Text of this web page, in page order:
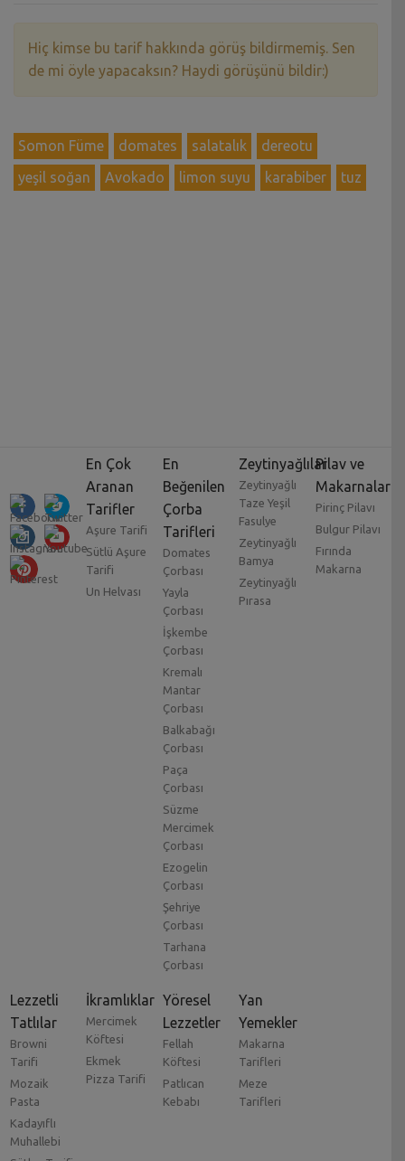
Hiç kimse bu tarif hakkında görüş bildirmemiş. Sen
de mi öyle yapacaksın? Haydi görüşünü bildir:)
Somon Füme domates salatalık
dereotu
yeşil soğan
Avokado limon suyu karabiber tuz
En Çok
Aranan
Tarifler
Aşure Tarifi
Sütlü Aşure
Tarifi
Un Helvası
En
Beğenilen
Çorba
Tarifleri
Domates
Çorbası
Yayla
Çorbası
İşkembe
Çorbası
Kremalı
Mantar
Çorbası
Balkabağı
Çorbası
Paça
Çorbası
Süzme
Mercimek
Çorbası
Ezogelin
Çorbası
Şehriye
Çorbası
Tarhana
Çorbası
Zeytinyağlılar
Zeytinyağlı
Taze Yeşil
Fasulye
Zeytinyağlı
Bamya
Zeytinyağlı
Pırasa
Pilav ve
Makarnalar
Pirinç Pilavı
Bulgur Pilavı
Fırında
Makarna
Lezzetli
Tatlılar
Browni
Tarifi
Mozaik
Pasta
Kadayıflı
Muhallebi
İkramlıklar
Mercimek
Köftesi
Ekmek
Pizza Tarifi
Yöresel
Lezzetler
Fellah
Köftesi
Patlıcan
Kebabı
Yan
Yemekler
Makarna
Tarifleri
Meze
Tarifleri